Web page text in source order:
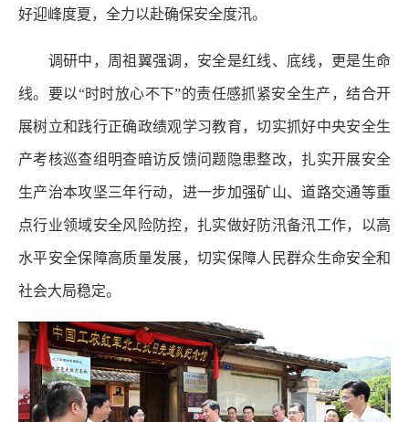
好迎峰度夏，全力以赴确保安全度汛。
调研中，周祖翼强调，安全是红线、底线，更是生命
线。要以“时时放心不下”的责任感抓紧安全生产，结合开
展树立和践行正确政绩观学习教育，切实抓好中央安全生
产考核巡查组明查暗访反馈问题隐患整改，扎实开展安全
生产治本攻坚三年行动，进一步加强矿山、道路交通等重
点行业领域安全风险防控，扎实做好防汛备汛工作，以高
水平安全保障高质量发展，切实保障人民群众生命安全和
社会大局稳定。